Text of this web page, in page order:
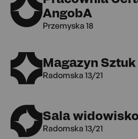
AngobA
Przemyska 18
Magazyn Sztuk
Radomska 13/21
Sala
Radomska 13/21